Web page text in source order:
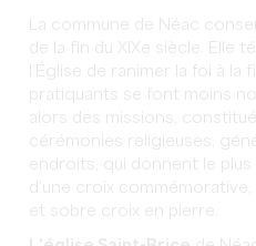
La commune de Néac
de la fin du XIXe siècle. Elle
l’Église de ranimer la foi à la
pratiquants se font moins
alors des missions,
cérémonies religieuses,
endroits, qui donnent le plus
d’une croix
et sobre croix en pierre.